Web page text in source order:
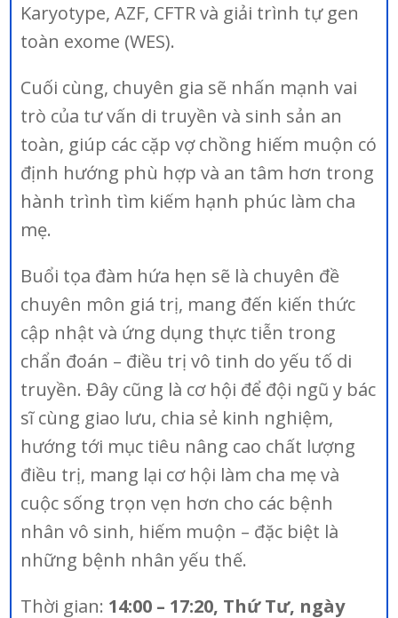
Karyotype, AZF, CFTR và giải trình tự gen
toàn exome (WES).
Cuối cùng, chuyên gia sẽ nhấn mạnh vai
trò của tư vấn di truyền và sinh sản an
toàn, giúp các cặp vợ chồng hiếm muộn có
định hướng phù hợp và an tâm hơn trong
hành trình tìm kiếm hạnh phúc làm cha
mẹ.
Buổi tọa đàm hứa hẹn sẽ là chuyên đề
chuyên môn giá trị, mang đến kiến thức
cập nhật và ứng dụng thực tiễn trong
chẩn đoán – điều trị vô tinh do yếu tố di
truyền. Đây cũng là cơ hội để đội ngũ y bác
sĩ cùng giao lưu, chia sẻ kinh nghiệm,
hướng tới mục tiêu nâng cao chất lượng
điều trị, mang lại cơ hội làm cha mẹ và
cuộc sống trọn vẹn hơn cho các bệnh
nhân vô sinh, hiếm muộn – đặc biệt là
những bệnh nhân yếu thế.
Thời gian: 14:00 – 17:20, Thứ Tư, ngày